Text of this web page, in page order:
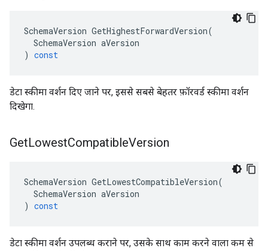
SchemaVersion GetHighestForwardVersion(
SchemaVersion aVersion
) const
डेटा स्कीमा वर्शन दिए जाने पर, इससे सबसे बेहतर फ़ॉरवर्ड स्कीमा वर्शन
दिखेगा.
GetLowestCompatibleVersion
SchemaVersion GetLowestCompatibleVersion(
SchemaVersion aVersion
) const
डेटा स्कीमा वर्शन उपलब्ध कराने पर, उसके साथ काम करने वाला कम से